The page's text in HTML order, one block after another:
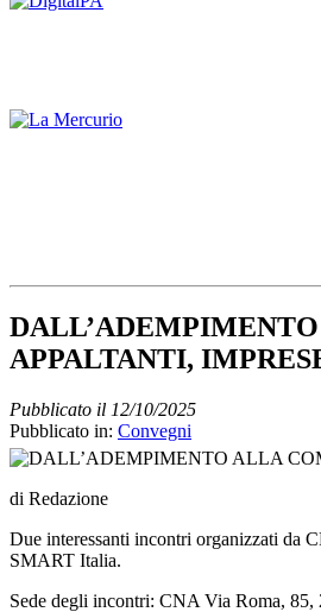
APPALTANTI,
Pubblicato il 12/10/2025
Pubblicato in: Convegni
di Redazione
Due interessanti incontri organizzati da
SMART Italia.
Sede degli incontri: CNA Via Roma,